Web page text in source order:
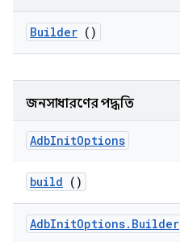
Builder ()
জনসাধারণের পদ্ধতি
AdbInitOptions
build ()
AdbInitOptions. Builder